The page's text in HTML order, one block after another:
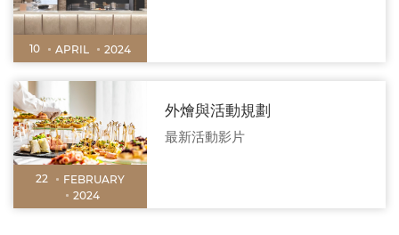
10 APRIL 2024
22
FEBRUARY
2024
外燴與活動規劃
最新活動影片